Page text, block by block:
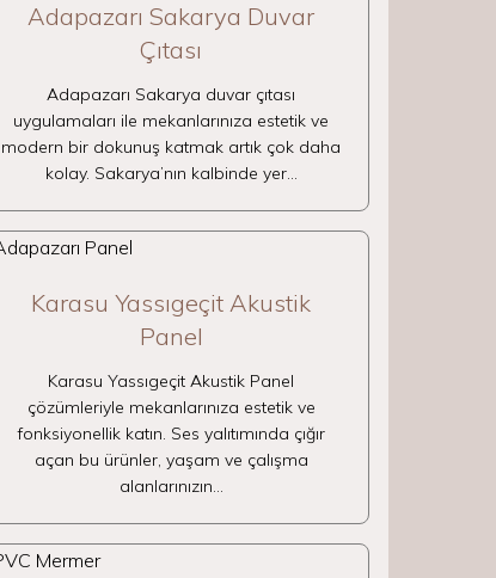
Adapazarı Sakarya Duvar
Çıtası
Adapazarı Sakarya duvar çıtası
uygulamaları ile mekanlarınıza estetik ve
modern bir dokunuş katmak artık çok daha
kolay. Sakarya’nın kalbinde yer…
Karasu Yassıgeçit Akustik
Panel
Karasu Yassıgeçit Akustik Panel
çözümleriyle mekanlarınıza estetik ve
fonksiyonellik katın. Ses yalıtımında çığır
açan bu ürünler, yaşam ve çalışma
alanlarınızın…